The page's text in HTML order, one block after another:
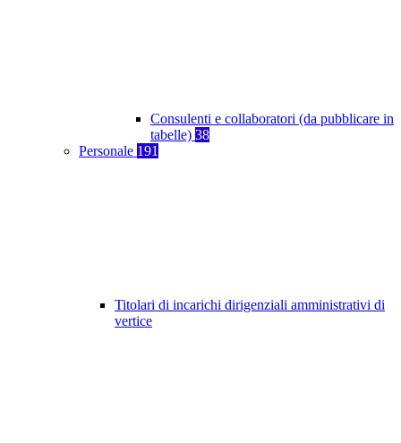
Consulenti e collaboratori (da pubblicare in
tabelle) 38
Personale 191
Titolari di incarichi dirigenziali amministrativi di
vertice